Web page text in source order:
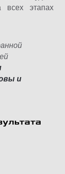
всех этапах
и